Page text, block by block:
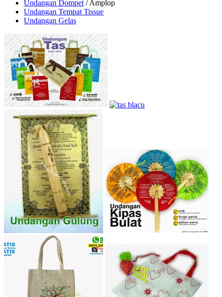
Undangan Dompet / Amplop
Undangan Tempat Tissue
Undangan Gelas